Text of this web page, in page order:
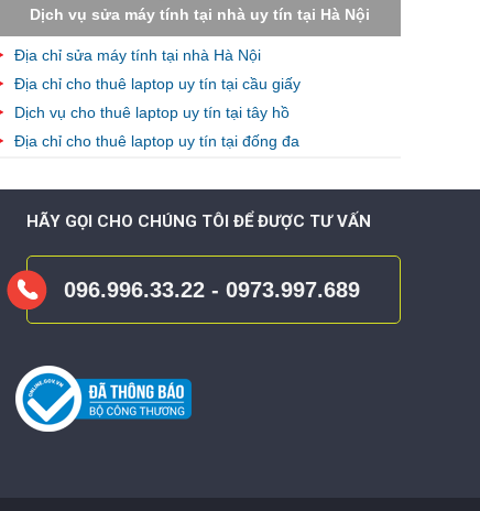
Dịch vụ sửa máy tính tại nhà uy tín tại Hà Nội
Địa chỉ sửa máy tính tại nhà Hà Nội
Địa chỉ cho thuê laptop uy tín tại cầu giấy
Dịch vụ cho thuê laptop uy tín tại tây hồ
Địa chỉ cho thuê laptop uy tín tại đống đa
HÃY GỌI CHO CHÚNG TÔI ĐỂ ĐƯỢC TƯ VẤN
096.996.33.22 - 0973.997.689